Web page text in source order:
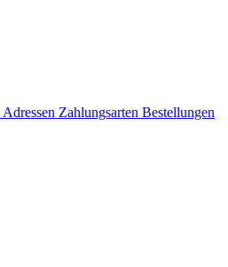
Adressen Zahlungsarten Bestellungen